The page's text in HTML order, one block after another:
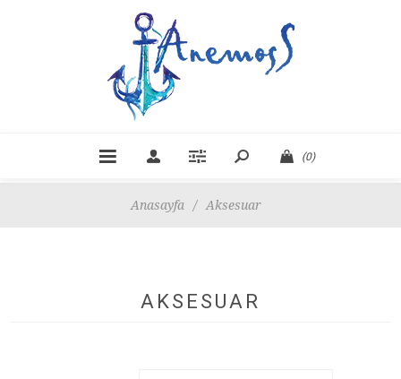
(0)
Anasayfa / Aksesuar
AKSESUAR